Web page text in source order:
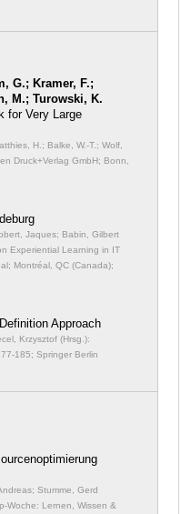
G.; Kramer, F.;
M.; Turowski, K.
for Very Large
H.; Balke, W.-T.; Wolf,
Druck+Verlag GmbH; Bonn,
Jaques; Babin, Gilbert
Experiential Learning in IT
Montréal, QC (Canada);
Approach
Krzysztof (Hrsg.):
185; Springer Berlin
Stumme, Gerd
Woche: Lernen, Wissen &